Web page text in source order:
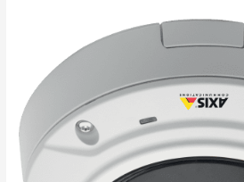
consumidores?